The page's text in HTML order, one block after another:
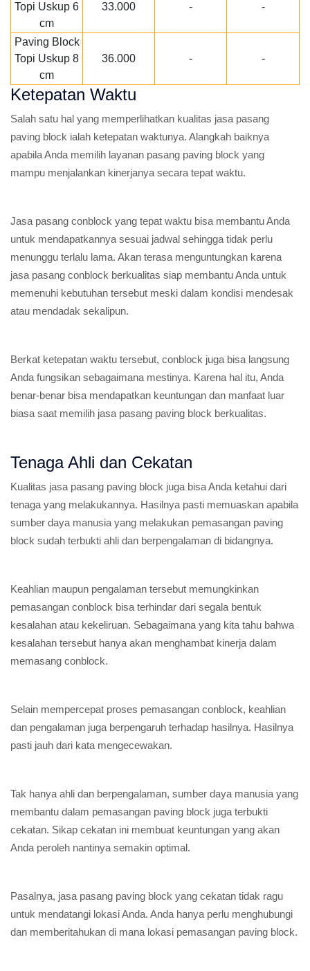
Topi Uskup 6
cm
33.000 - -
Paving Block
Topi Uskup 8
cm
36.000 - -
Ketepatan Waktu
Salah satu hal yang memperlihatkan kualitas jasa pasang
paving block ialah ketepatan waktunya. Alangkah baiknya
apabila Anda memilih layanan pasang paving block yang
mampu menjalankan kinerjanya secara tepat waktu.
Jasa pasang conblock yang tepat waktu bisa membantu Anda
untuk mendapatkannya sesuai jadwal sehingga tidak perlu
menunggu terlalu lama. Akan terasa menguntungkan karena
jasa pasang conblock berkualitas siap membantu Anda untuk
memenuhi kebutuhan tersebut meski dalam kondisi mendesak
atau mendadak sekalipun.
Berkat ketepatan waktu tersebut, conblock juga bisa langsung
Anda fungsikan sebagaimana mestinya. Karena hal itu, Anda
benar-benar bisa mendapatkan keuntungan dan manfaat luar
biasa saat memilih jasa pasang paving block berkualitas.
Tenaga Ahli dan Cekatan
Kualitas jasa pasang paving block juga bisa Anda ketahui dari
tenaga yang melakukannya. Hasilnya pasti memuaskan apabila
sumber daya manusia yang melakukan pemasangan paving
block sudah terbukti ahli dan berpengalaman di bidangnya.
Keahlian maupun pengalaman tersebut memungkinkan
pemasangan conblock bisa terhindar dari segala bentuk
kesalahan atau kekeliruan. Sebagaimana yang kita tahu bahwa
kesalahan tersebut hanya akan menghambat kinerja dalam
memasang conblock.
Selain mempercepat proses pemasangan conblock, keahlian
dan pengalaman juga berpengaruh terhadap hasilnya. Hasilnya
pasti jauh dari kata mengecewakan.
Tak hanya ahli dan berpengalaman, sumber daya manusia yang
membantu dalam pemasangan paving block juga terbukti
cekatan. Sikap cekatan ini membuat keuntungan yang akan
Anda peroleh nantinya semakin optimal.
Pasalnya, jasa pasang paving block yang cekatan tidak ragu
untuk mendatangi lokasi Anda. Anda hanya perlu menghubungi
dan memberitahukan di mana lokasi pemasangan paving block.